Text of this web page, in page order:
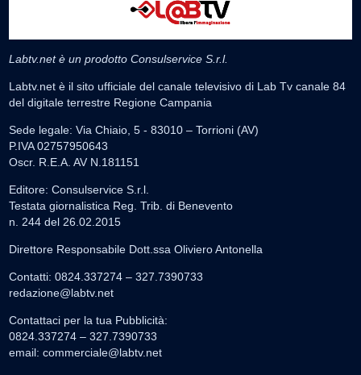
Labtv.net è un prodotto Consulservice S.r.l.
Labtv.net è il sito ufficiale del canale televisivo di Lab Tv canale 84
del digitale terrestre Regione Campania
Sede legale: Via Chiaio, 5 - 83010 – Torrioni (AV)
P.IVA 02757950643
Oscr. R.E.A. AV N.181151
Editore: Consulservice S.r.l.
Testata giornalistica Reg. Trib. di Benevento
n. 244 del 26.02.2015
Direttore Responsabile Dott.ssa Oliviero Antonella
Contatti: 0824.337274 – 327.7390733
redazione@labtv.net
Contattaci per la tua Pubblicità:
0824.337274 – 327.7390733
email: commerciale@labtv.net